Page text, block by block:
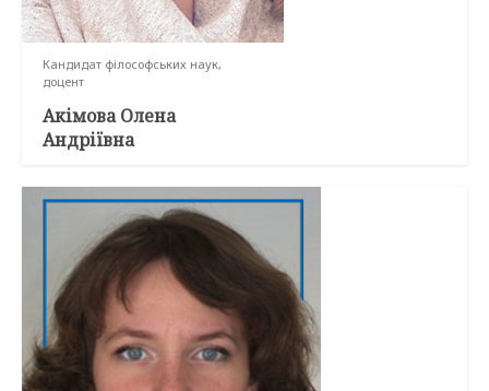
Кандидат філософських наук,
доцент
Акімова Олена
Андріївна